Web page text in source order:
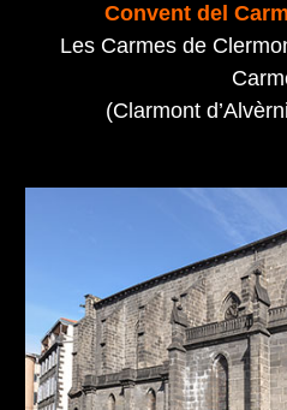
Convent del
Les Carmes de
(Clarmont